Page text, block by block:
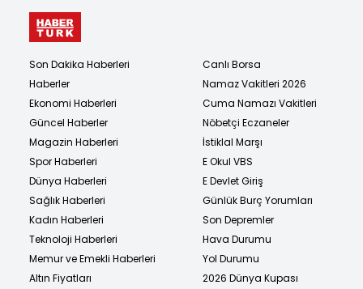
Son Dakika Haberleri
Haberler
Ekonomi Haberleri
Güncel Haberler
Magazin Haberleri
Spor Haberleri
Dünya Haberleri
Sağlık Haberleri
Kadın Haberleri
Teknoloji Haberleri
Memur ve Emekli Haberleri
Altın Fiyatları
Canlı Borsa
Namaz Vakitleri 2026
Cuma Namazı Vakitleri
Nöbetçi Eczaneler
İstiklal Marşı
E Okul VBS
E Devlet Giriş
Günlük Burç Yorumları
Son Depremler
Hava Durumu
Yol Durumu
2026 Dünya Kupası